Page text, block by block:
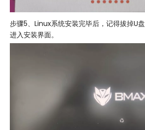
步骤5、Linux系统安装完毕后，记得拔掉U
进入安装界面。